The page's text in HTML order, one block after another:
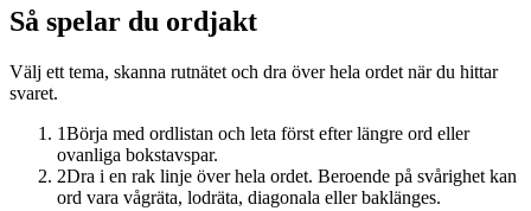
Så spelar du ordjakt
Välj ett tema, skanna rutnätet och dra över hela ordet när du hittar
svaret.
1Börja med ordlistan och leta först efter längre ord eller
ovanliga bokstavspar.
2Dra i en rak linje över hela ordet. Beroende på svårighet kan
ord vara vågräta, lodräta, diagonala eller baklänges.